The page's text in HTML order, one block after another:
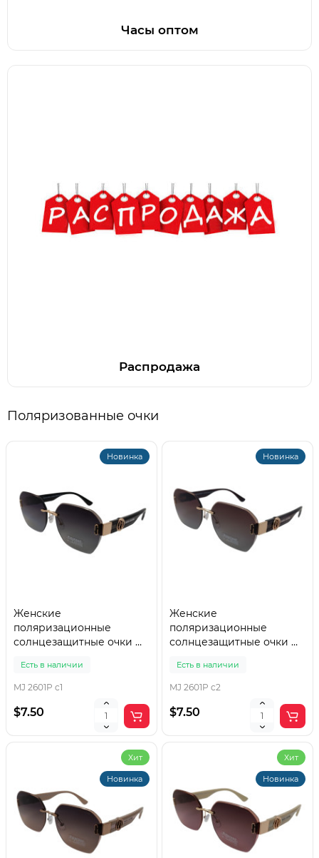
Часы оптом
Распродажа
Поляризованные очки
Новинка
Женские
поляризационные
солнцезащитные очки MJ
Есть в наличии
MJ 2601P c1
$7.50
Новинка
Женские
поляризационные
солнцезащитные очки MJ
Есть в наличии
MJ 2601P c2
$7.50
Хит
Новинка
Хит
Новинка